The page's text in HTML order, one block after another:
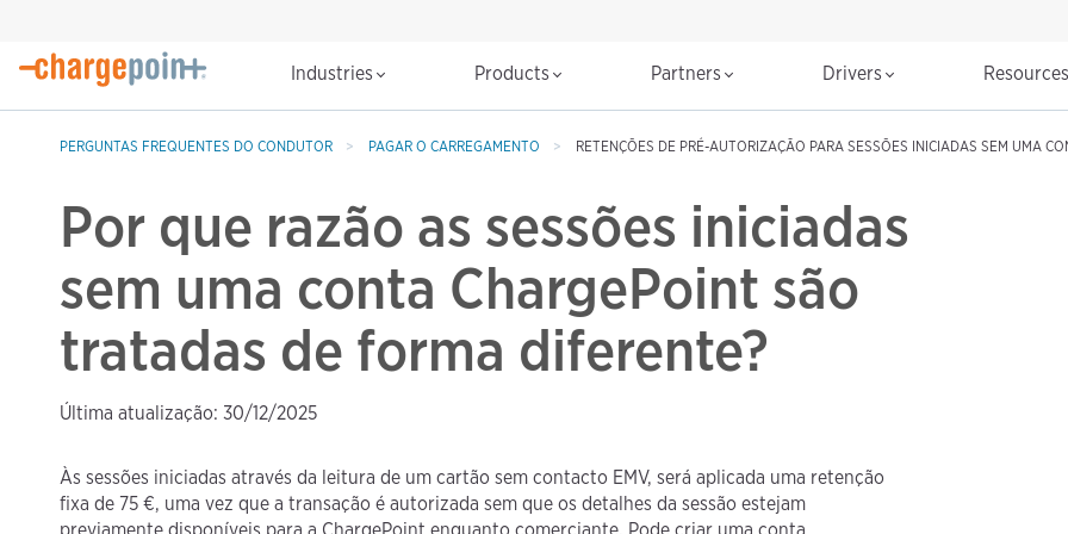
Industries Products Partners Drivers
PERGUNTAS FREQUENTES DO CONDUTOR PAGAR O CARREGAMENTO RETENÇÕES DE PRÉ-AUTORIZAÇÃO PARA SESSÕES INICIADAS SEM UMA
Por que razão as sessões iniciadas
sem uma conta ChargePoint são
tratadas de forma diferente?
Última atualização: 30/12/2025
Às sessões iniciadas através da leitura de um cartão sem contacto EMV, será aplicada uma retenção
fixa de 75 €, uma vez que a transação é autorizada sem que os detalhes da sessão estejam